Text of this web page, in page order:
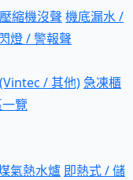
縮機沒聲 機底漏水 /
燈 / 警報聲
/ 其他)急凍櫃
覽
氣熱水爐 即熱式 / 儲